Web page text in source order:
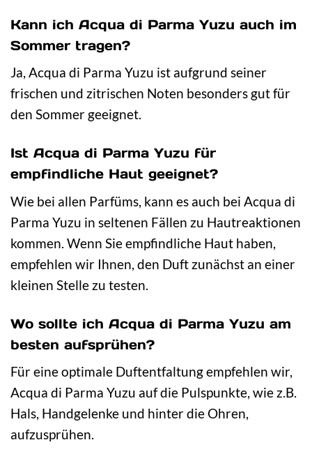
Kann ich Acqua di Parma Yuzu auch im
Sommer tragen?
Ja, Acqua di Parma Yuzu ist aufgrund seiner
frischen und zitrischen Noten besonders gut für
den Sommer geeignet.
Ist Acqua di Parma Yuzu für
empfindliche Haut geeignet?
Wie bei allen Parfüms, kann es auch bei Acqua di
Parma Yuzu in seltenen Fällen zu Hautreaktionen
kommen. Wenn Sie empfindliche Haut haben,
empfehlen wir Ihnen, den Duft zunächst an einer
kleinen Stelle zu testen.
Wo sollte ich Acqua di Parma Yuzu am
besten aufsprühen?
Für eine optimale Duftentfaltung empfehlen wir,
Acqua di Parma Yuzu auf die Pulspunkte, wie z.B.
Hals, Handgelenke und hinter die Ohren,
aufzusprühen.